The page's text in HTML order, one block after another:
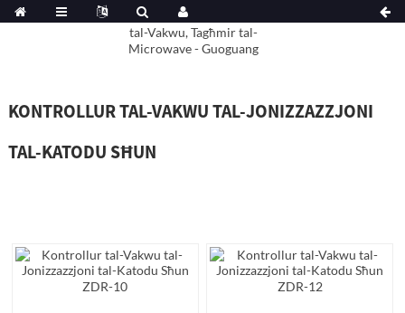
KONTROLLUR TAL-VAKWU TAL-JONIZZAZZJONI
TAL-KATODU SĦUN